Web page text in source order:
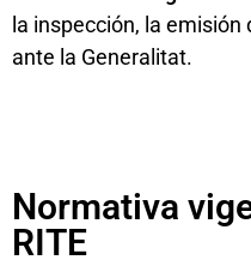
la inspección, la
ante la Generalitat.
Normativa
RITE